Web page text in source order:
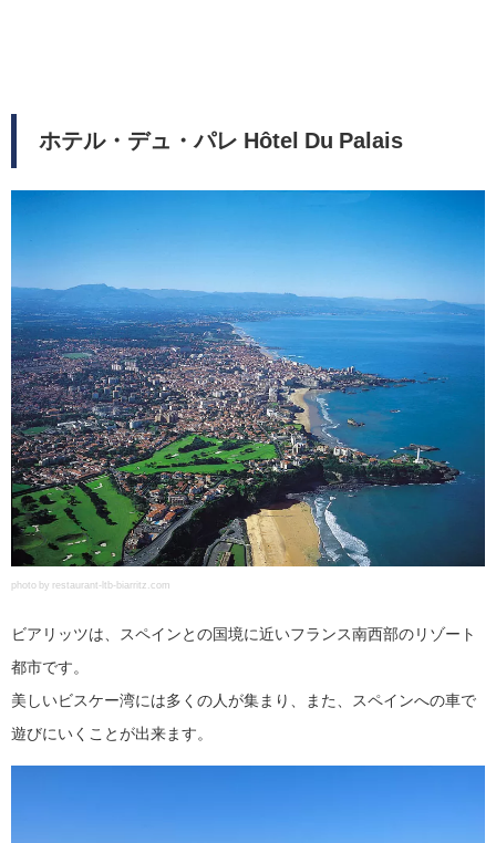
ホテル・デュ・パレ Hôtel Du Palais
photo by restaurant-ltb-biarritz.com
ビアリッツは、スペインとの国境に近いフランス南西部のリゾート
都市です。
美しいビスケー湾には多くの人が集まり、また、スペインへの車で
遊びにいくことが出来ます。